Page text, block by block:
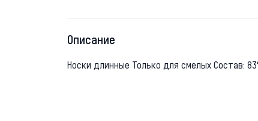
Описание
Носки длинные Только для смелых Состав: